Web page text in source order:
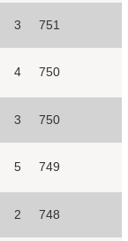
3 751
4 750
3 750
5 749
2 748